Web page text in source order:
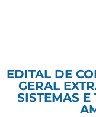
EDITAL DE
GERAL
SISTEMAS E